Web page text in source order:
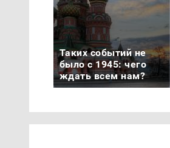
Таких событий не
было с 1945: чего
ждать всем нам?